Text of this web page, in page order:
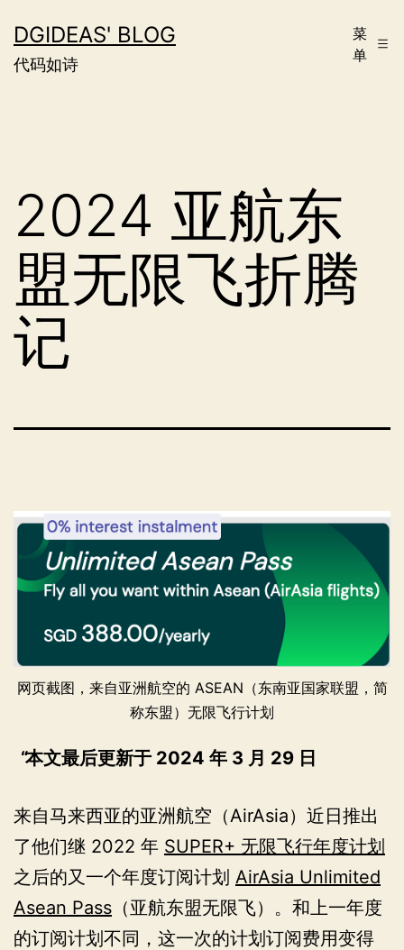
至
内
DGIDEAS' BLOG
代码如诗
菜
单
2024 亚航东
盟无限飞折腾
记
网页截图，来自亚洲航空的 ASEAN（东南亚国家联盟，简
称东盟）无限飞行计划
本文最后更新于 2024 年 3 月 29 日
来自马来西亚的亚洲航空（AirAsia）近日推出
了他们继 2022 年 SUPER+ 无限飞行年度计划
之后的又一个年度订阅计划 AirAsia Unlimited
Asean Pass （亚航东盟无限飞）。和上一年度
的订阅计划不同，这一次的计划订阅费用变得